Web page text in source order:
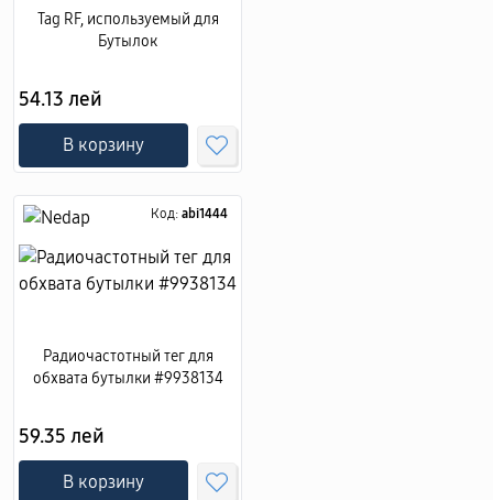
Tag RF, используемый для
Бутылок
54.13 лей
В корзину
Код: abi1444
Радиочастотный тег для
обхвата бутылки #9938134
59.35 лей
В корзину